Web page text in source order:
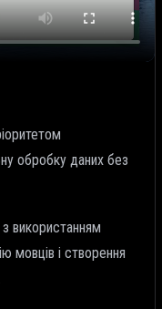
обробку даних без
з використанням
мовців і створення